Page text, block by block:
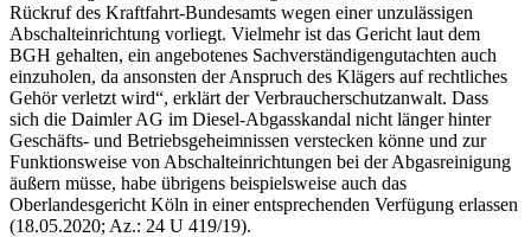
Rückruf des Kraftfahrt-Bundesamts wegen einer unzulässigen
Abschalteinrichtung vorliegt. Vielmehr ist das Gericht laut dem
BGH gehalten, ein angebotenes Sachverständigengutachten auch
einzuholen, da ansonsten der Anspruch des Klägers auf rechtliches
Gehör verletzt wird“, erklärt der Verbraucherschutzanwalt. Dass
sich die Daimler AG im Diesel-Abgasskandal nicht länger hinter
Geschäfts- und Betriebsgeheimnissen verstecken könne und zur
Funktionsweise von Abschalteinrichtungen bei der Abgasreinigung
äußern müsse, habe übrigens beispielsweise auch das
Oberlandesgericht Köln in einer entsprechenden Verfügung erlassen
(18.05.2020; Az.: 24 U 419/19).